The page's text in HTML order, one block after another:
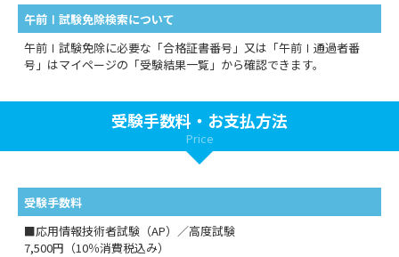
午前Ⅰ試験免除検索について
午前Ⅰ試験免除に必要な「合格証書番号」又は「午前Ⅰ通過者番
号」はマイページの「受験結果一覧」から確認できます。
受験手数料・お支払方法
Price
受験手数料
■応用情報技術者試験（AP）／高度試験
7,500円（10％消費税込み）